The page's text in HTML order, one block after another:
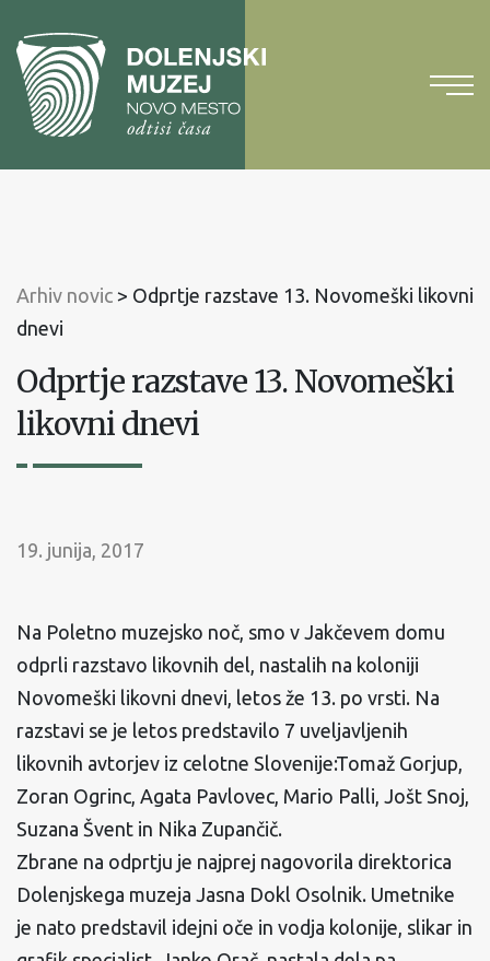
vsebinoNa
glavni
meni
Arhiv novic > Odprtje razstave 13. Novomeški likovni
dnevi
Odprtje razstave 13. Novomeški
likovni dnevi
19. junija, 2017
Na Poletno muzejsko noč, smo v Jakčevem domu
odprli razstavo likovnih del, nastalih na koloniji
Novomeški likovni dnevi, letos že 13. po vrsti. Na
razstavi se je letos predstavilo 7 uveljavljenih
likovnih avtorjev iz celotne Slovenije:Tomaž Gorjup,
Zoran Ogrinc, Agata Pavlovec, Mario Palli, Jošt Snoj,
Suzana Švent in Nika Zupančič.
Zbrane na odprtju je najprej nagovorila direktorica
Dolenjskega muzeja Jasna Dokl Osolnik. Umetnike
je nato predstavil idejni oče in vodja kolonije, slikar in